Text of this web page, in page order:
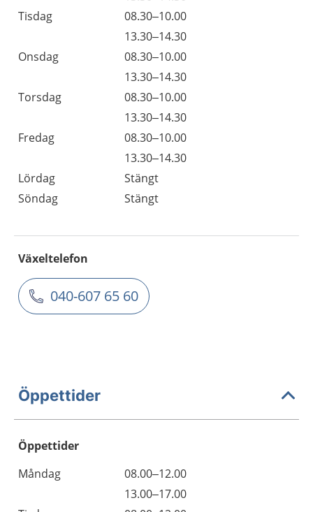
Tisdag
08.30–10.00
13.30–14.30
Onsdag
08.30–10.00
13.30–14.30
Torsdag
08.30–10.00
13.30–14.30
Fredag
08.30–10.00
13.30–14.30
Lördag
Stängt
Söndag
Stängt
Växeltelefon
040-607 65 60
Öppettider
Öppettider
Dag
Öppettider
Kommentarer
Måndag
08.00–12.00
13.00–17.00